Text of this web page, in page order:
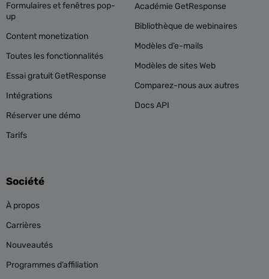
Formulaires et fenêtres pop-
up
Content monetization
Toutes les fonctionnalités
Essai gratuit GetResponse
Intégrations
Réserver une démo
Tarifs
Académie GetResponse
Bibliothèque de webinaires
Modèles d’e-mails
Modèles de sites Web
Comparez-nous aux autres
Docs API
Société
À propos
Carrières
Nouveautés
Programmes d’affiliation